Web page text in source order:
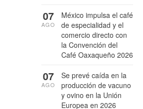
México impulsa el café
de especialidad y el
comercio directo con
la Convención del
Café Oaxaqueño 2026
07
AGO
Se prevé caída en la
producción de vacuno
y ovino en la Unión
Europea en 2026
07
AGO